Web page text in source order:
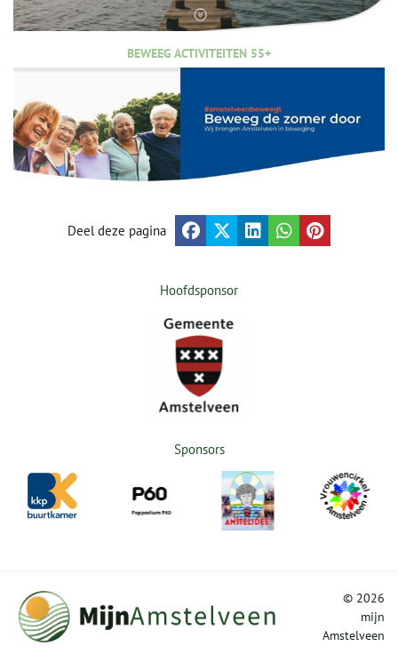
BEWEEG ACTIVITEITEN 55+
Deel deze pagina
Hoofdsponsor
Sponsors
© 2026
mijn
Amstelveen